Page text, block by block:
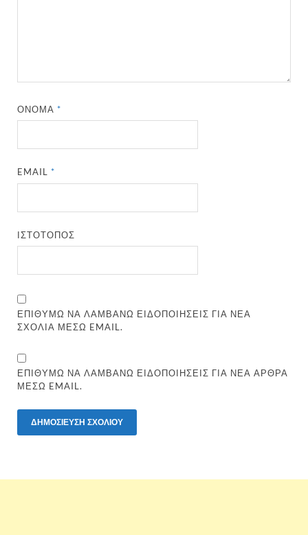
ΌΝΟΜΑ*
EMAIL*
ΙΣΤΌΤΟΠΟΣ
ΕΠΙΘΥΜΏ ΝΑ ΛΑΜΒΆΝΩ ΕΙΔΟΠΟΙΉΣΕΙΣ ΓΙΑ ΝΈΑ
ΣΧΌΛΙΑ ΜΈΣΩ EMAIL.
ΕΠΙΘΥΜΏ ΝΑ ΛΑΜΒΆΝΩ ΕΙΔΟΠΟΙΉΣΕΙΣ ΓΙΑ ΝΈΑ ΆΡΘΡΑ
ΜΈΣΩ EMAIL.